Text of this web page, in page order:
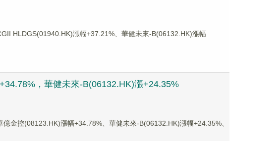
HLDGS(01940.HK)漲幅+37.21%、華健未來-B(06132.HK)漲幅
，華健未來-B(06132.HK)漲+24.35%
金控(08123.HK)漲幅+34.78%、華健未來-B(06132.HK)漲幅+24.35%、